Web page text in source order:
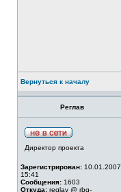
Вернуться к началу
Реглав
Директор проекта
Зарегистрирован: 10.01.2007
15:41
Сообщения: 1603
Откуда: reglav @ rbg-